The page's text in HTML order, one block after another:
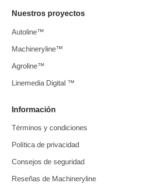
Información
Términos y condiciones
Política de privacidad
Consejos de seguridad
Reseñas de Machineryline
Nuestros proyectos
Autoline™
Machineryline™
Agroline™
Linemedia Digital ™